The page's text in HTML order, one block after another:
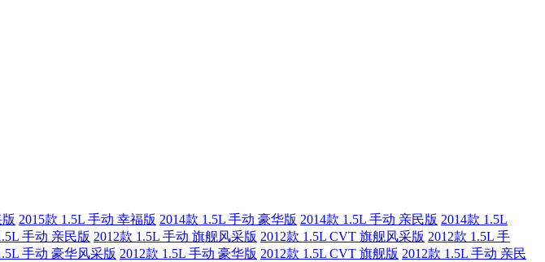
2015款 1.5L 手动 幸福版 2014款 1.5L 手动 豪华版 2014款 1.5L 手动 亲民版 2014款 1.5L
手动 亲民版 2012款 1.5L 手动 旗舰风采版 2012款 1.5L CVT 旗舰风采版 2012款 1.5L 手
手动 豪华风采版 2012款 1.5L 手动 豪华版 2012款 1.5L CVT 旗舰版 2012款 1.5L 手动 亲民